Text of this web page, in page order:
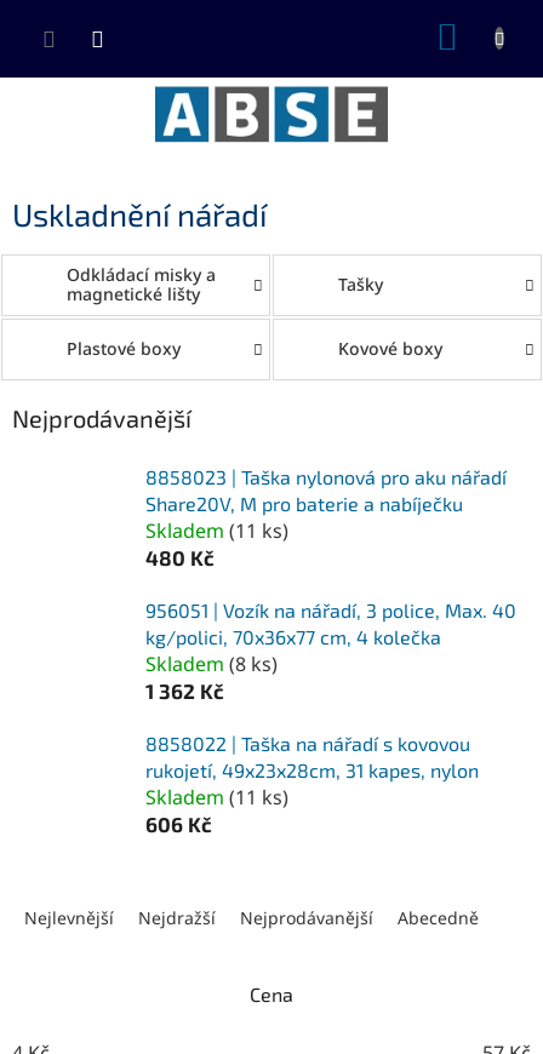
Uskladnění nářadí
Odkládací misky a
magnetické lišty
Tašky
Plastové boxy Kovové boxy
Nejprodávanější
8858023 | Taška nylonová pro aku nářadí
Share20V, M pro baterie a nabíječku
Skladem (11 ks)
480 Kč
956051 | Vozík na nářadí, 3 police, Max. 40
kg/polici, 70x36x77 cm, 4 kolečka
Skladem (8 ks)
1 362 Kč
8858022 | Taška na nářadí s kovovou
rukojetí, 49x23x28cm, 31 kapes, nylon
Skladem (11 ks)
606 Kč
p
Nejlevnější Nejdražší Nejprodávanější Abecedně
Cena